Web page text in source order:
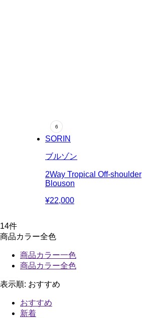
SORIN
ブルゾン
2Way Tropical Off-shoulder
Blouson
¥22,000
14件
商品カラー全色
商品カラー一色
商品カラー全色
表示順: おすすめ
おすすめ
新着